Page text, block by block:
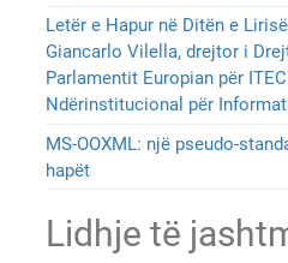
Letër e Hapur në Ditën e
Giancarlo Vilella, drejtor i
Parlamentit Europian për
Ndërinstitucional për
MS-OOXML: një pseudo-
hapët
Lidhje të